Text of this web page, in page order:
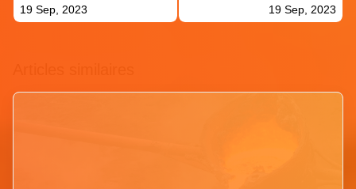
19 Sep, 2023
19 Sep, 2023